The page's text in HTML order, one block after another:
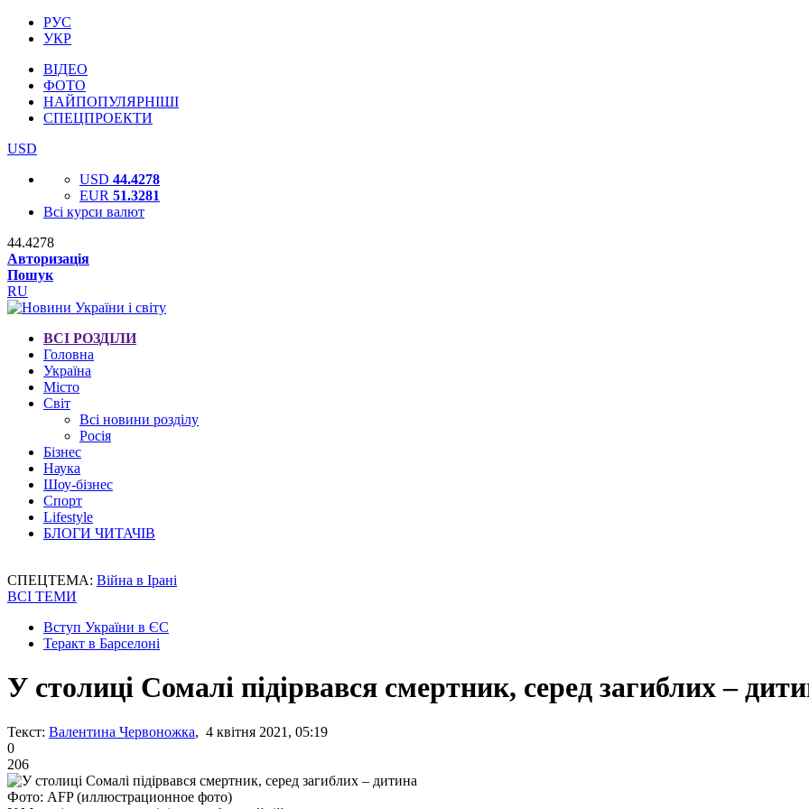
РУС
УКР
ВІДЕО
ФОТО
НАЙПОПУЛЯРНІШІ
СПЕЦПРОЕКТИ
USD
USD 44.4278
EUR 51.3281
Всі курси валют
44.4278
Авторизація
Пошук
RU
ВСІ РОЗДІЛИ
Головна
Україна
Місто
Світ
Всі новини розділу
Росія
Бізнес
Наука
Шоу-бізнес
Спорт
Lifestyle
БЛОГИ ЧИТАЧІВ
СПЕЦТЕМА: Війна в Ірані
ВСІ ТЕМИ
Вступ України в ЄС
Теракт в Барселоні
У столиці Сомалі підірвався смертник, серед загиблих –
Текст: Валентина Червоножка, 4 квітня 2021, 05:19
0
206
Фото: AFP (иллюстрационное фото)